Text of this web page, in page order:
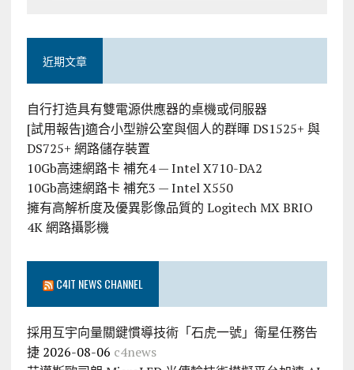
近期文章
自行打造具有雙電源供應器的桌機或伺服器
[試用報告]適合小型辦公室與個人的群暉 DS1525+ 與
DS725+ 網路儲存裝置
10Gb高速網路卡 補充4 — Intel X710-DA2
10Gb高速網路卡 補充3 — Intel X550
擁有高解析度及優異影像品質的 Logitech MX BRIO
4K 網路攝影機
C4IT NEWS CHANNEL
採用互宇向量關鍵慣導技術「石虎一號」衛星任務告
捷 2026-08-06 c4news